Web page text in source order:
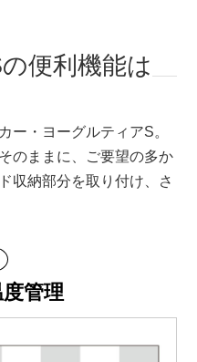
便利機能は
ー・ヨーグルティアS。
のままに、ご要望の多か
収納部分を取り付け、さ
管理